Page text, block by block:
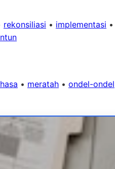
rekonsiliasi • implementasi •
• meratah • ondel-ondel